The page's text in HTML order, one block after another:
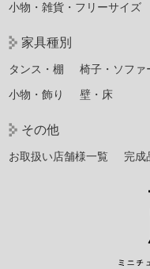
小物・雑貨・フリーサイズ
家具種別
タンス・棚 椅子・ソファ
小物・飾り
壁・床
その他
お取扱い店舗様一覧 完成